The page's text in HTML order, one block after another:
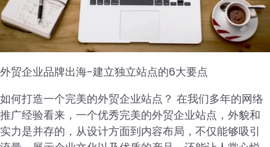
外贸企业品牌出海-建立独立站点的6大要点
如何打造一个完美的外贸企业站点？ 在我们多年的网络
推广经验看来，一个优秀完美的外贸企业站点，外貌和
实力是并存的，从设计方面到内容布局，不仅能够吸引